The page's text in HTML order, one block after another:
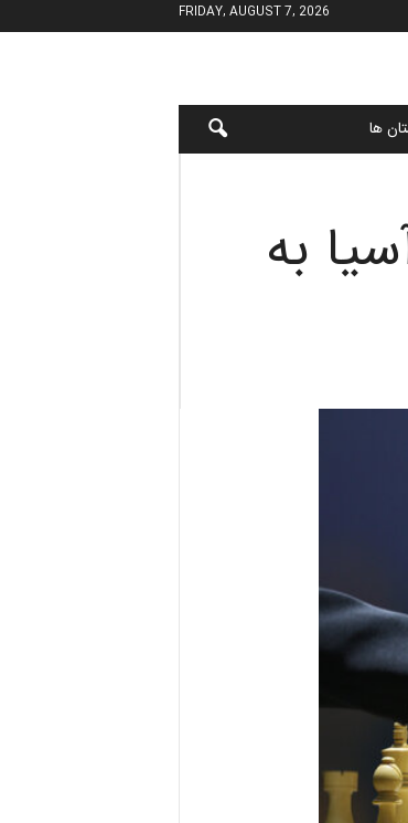
FRIDAY, AUGUST 7, 2026
ها
به